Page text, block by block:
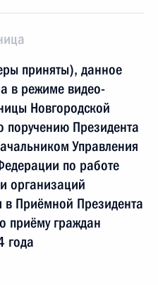
приняты), данное
в режиме видео-
Новгородской
поручению Президента
Управления
по работе
организаций
Приёмной Президента
приёму граждан
года